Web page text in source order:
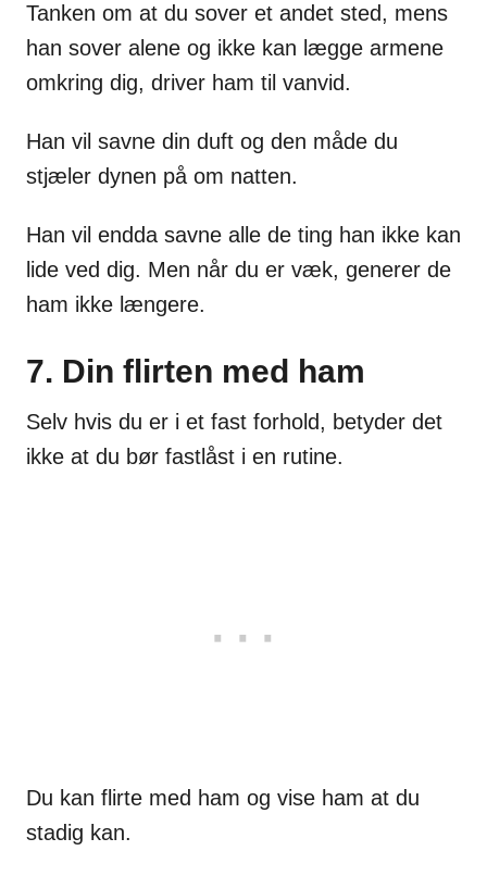
Tanken om at du sover et andet sted, mens
han sover alene og ikke kan lægge armene
omkring dig, driver ham til vanvid.
Han vil savne din duft og den måde du
stjæler dynen på om natten.
Han vil endda savne alle de ting han ikke kan
lide ved dig. Men når du er væk, generer de
ham ikke længere.
7. Din flirten med ham
Selv hvis du er i et fast forhold, betyder det
ikke at du bør fastlåst i en rutine.
Du kan flirte med ham og vise ham at du
stadig kan.